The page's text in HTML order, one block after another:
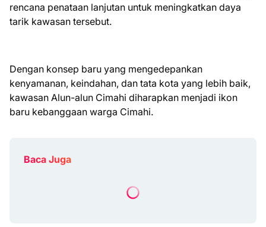
rencana penataan lanjutan untuk meningkatkan daya
tarik kawasan tersebut.
Dengan konsep baru yang mengedepankan
kenyamanan, keindahan, dan tata kota yang lebih baik,
kawasan Alun-alun Cimahi diharapkan menjadi ikon
baru kebanggaan warga Cimahi.
Baca Juga